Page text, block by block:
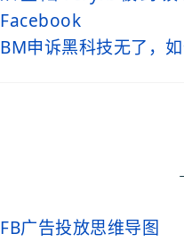
Facebook
BM申诉黑科技无了，
FB广告投放思维导图